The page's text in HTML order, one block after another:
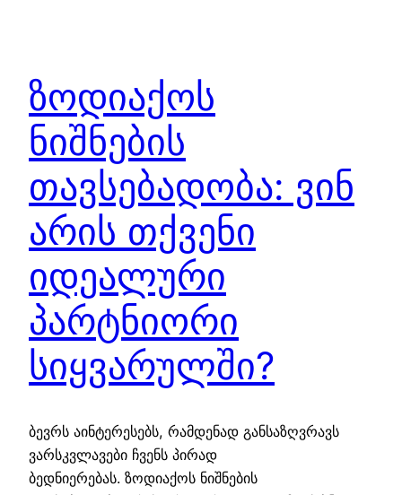
ზოდიაქოს
ნიშნების
თავსებადობა: ვინ
არის თქვენი
იდეალური
პარტნიორი
სიყვარულში?
ბევრს აინტერესებს, რამდენად განსაზღვრავს
ვარსკვლავები ჩვენს პირად
ბედნიერებას. ზოდიაქოს ნიშნების